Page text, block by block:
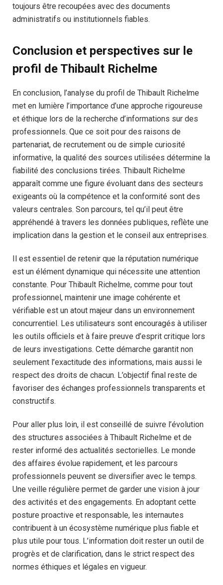
toujours être recoupées avec des documents
administratifs ou institutionnels fiables.
Conclusion et perspectives sur le
profil de Thibault Richelme
En conclusion, l’analyse du profil de Thibault Richelme
met en lumière l’importance d’une approche rigoureuse
et éthique lors de la recherche d’informations sur des
professionnels. Que ce soit pour des raisons de
partenariat, de recrutement ou de simple curiosité
informative, la qualité des sources utilisées détermine la
fiabilité des conclusions tirées. Thibault Richelme
apparaît comme une figure évoluant dans des secteurs
exigeants où la compétence et la conformité sont des
valeurs centrales. Son parcours, tel qu’il peut être
appréhendé à travers les données publiques, reflète une
implication dans la gestion et le conseil aux entreprises.
Il est essentiel de retenir que la réputation numérique
est un élément dynamique qui nécessite une attention
constante. Pour Thibault Richelme, comme pour tout
professionnel, maintenir une image cohérente et
vérifiable est un atout majeur dans un environnement
concurrentiel. Les utilisateurs sont encouragés à utiliser
les outils officiels et à faire preuve d’esprit critique lors
de leurs investigations. Cette démarche garantit non
seulement l’exactitude des informations, mais aussi le
respect des droits de chacun. L’objectif final reste de
favoriser des échanges professionnels transparents et
constructifs.
Pour aller plus loin, il est conseillé de suivre l’évolution
des structures associées à Thibault Richelme et de
rester informé des actualités sectorielles. Le monde
des affaires évolue rapidement, et les parcours
professionnels peuvent se diversifier avec le temps.
Une veille régulière permet de garder une vision à jour
des activités et des engagements. En adoptant cette
posture proactive et responsable, les internautes
contribuent à un écosystème numérique plus fiable et
plus utile pour tous. L’information doit rester un outil de
progrès et de clarification, dans le strict respect des
normes éthiques et légales en vigueur.